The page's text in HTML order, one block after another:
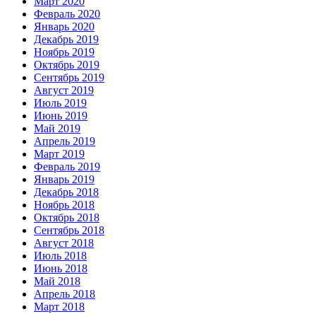
Февраль 2020
Январь 2020
Декабрь 2019
Ноябрь 2019
Октябрь 2019
Сентябрь 2019
Август 2019
Июль 2019
Июнь 2019
Май 2019
Апрель 2019
Март 2019
Февраль 2019
Январь 2019
Декабрь 2018
Ноябрь 2018
Октябрь 2018
Сентябрь 2018
Август 2018
Июль 2018
Июнь 2018
Май 2018
Апрель 2018
Март 2018